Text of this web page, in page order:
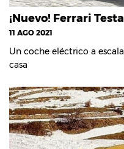
¡Nuevo! Ferrari
11 AGO 2021
Un coche eléctrico a
casa